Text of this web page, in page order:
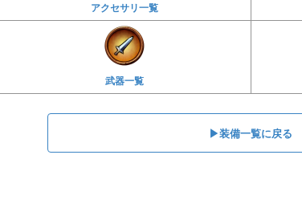
アクセサリ一覧
武器一覧
▶装備一覧に戻る